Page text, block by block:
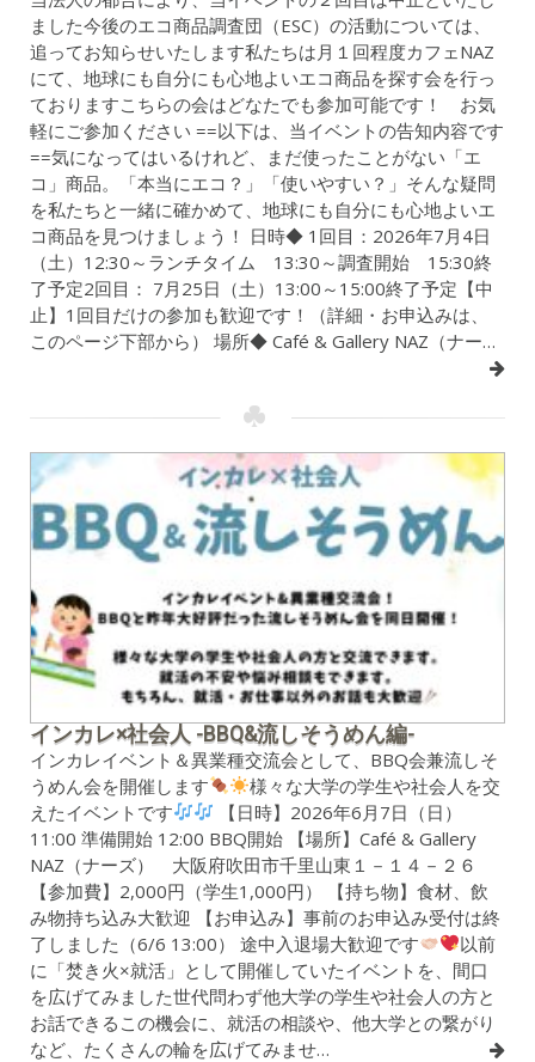
ました今後のエコ商品調査団（ESC）の活動については、
追ってお知らせいたします私たちは月１回程度カフェNAZ
にて、地球にも自分にも心地よいエコ商品を探す会を行っ
ておりますこちらの会はどなたでも参加可能です！ お気
軽にご参加ください ==以下は、当イベントの告知内容です
==気になってはいるけれど、まだ使ったことがない「エ
コ」商品。「本当にエコ？」「使いやすい？」そんな疑問
を私たちと一緒に確かめて、地球にも自分にも心地よいエ
コ商品を見つけましょう！ 日時◆ 1回目：2026年7月4日
（土）12:30～ランチタイム 13:30～調査開始 15:30終
了予定2回目： 7月25日（土）13:00～15:00終了予定【中
止】1回目だけの参加も歓迎です！（詳細・お申込みは、
このページ下部から） 場所◆ Café & Gallery NAZ（ナー…
インカレ×社会人 -BBQ&流しそうめん編-
インカレイベント＆異業種交流会として、BBQ会兼流しそ
うめん会を開催します
様々な大学の学生や社会人を交
えたイベントです
【日時】2026年6月7日（日）
11:00 準備開始 12:00 BBQ開始 【場所】Café & Gallery
NAZ（ナーズ） 大阪府吹田市千里山東１－１４－２６
【参加費】2,000円（学生1,000円） 【持ち物】食材、飲
み物持ち込み大歓迎 【お申込み】事前のお申込み受付は終
了しました（6/6 13:00） 途中入退場大歓迎です
以前
に「焚き火×就活」として開催していたイベントを、間口
を広げてみました世代問わず他大学の学生や社会人の方と
お話できるこの機会に、就活の相談や、他大学との繋がり
など、たくさんの輪を広げてみませ…